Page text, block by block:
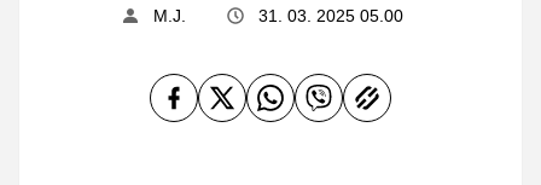
M.J. 31. 03. 2025 05.00